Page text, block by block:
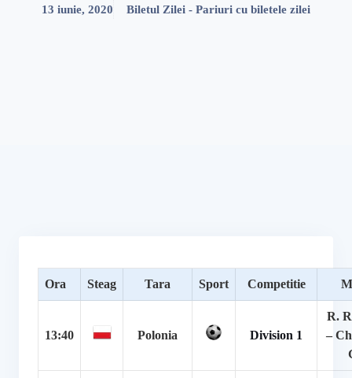
13 iunie, 2020 Biletul Zilei - Pariuri cu biletele zilei
Ora Steag Tara Sport Competitie
13:40 Polonia Division 1
R.
–